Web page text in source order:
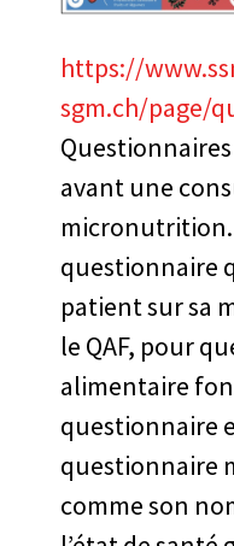
https://
sgm.ch/page/
avant une
micronutrition.
questionnaire
patient sur sa
le QAF, pour
alimentaire
questionnaire
questionnaire
comme son